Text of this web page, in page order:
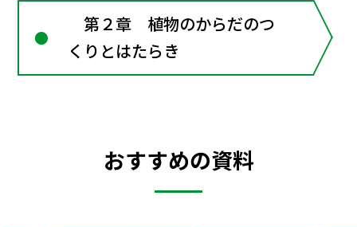
第２章 植物のからだのつ
くりとはたらき
おすすめの資料